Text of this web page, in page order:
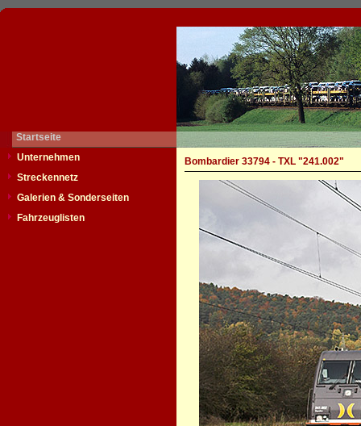
Startseite
Unternehmen
Streckennetz
Galerien & Sonderseiten
Fahrzeuglisten
Bombardier 33794 - TXL "241.002"